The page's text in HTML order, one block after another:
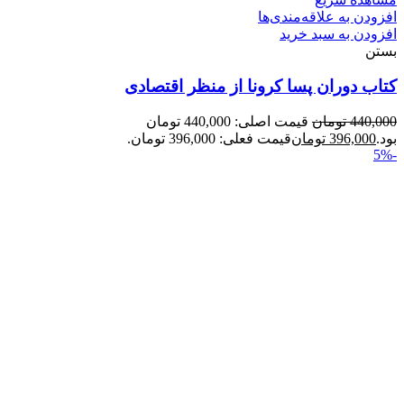
افزودن به علاقه‌مندی‌ها
افزودن به سبد خرید
بستن
کتاب دوران پسا کرونا از منظر اقتصادی
440,000 تومان
قیمت اصلی: 440,000 تومان
بود.396,000 تومانقیمت فعلی: 396,000 تومان.
-5%